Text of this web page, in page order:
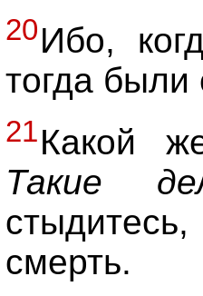
20Ибо,
тогда были
21Какой
Такие
смерть.